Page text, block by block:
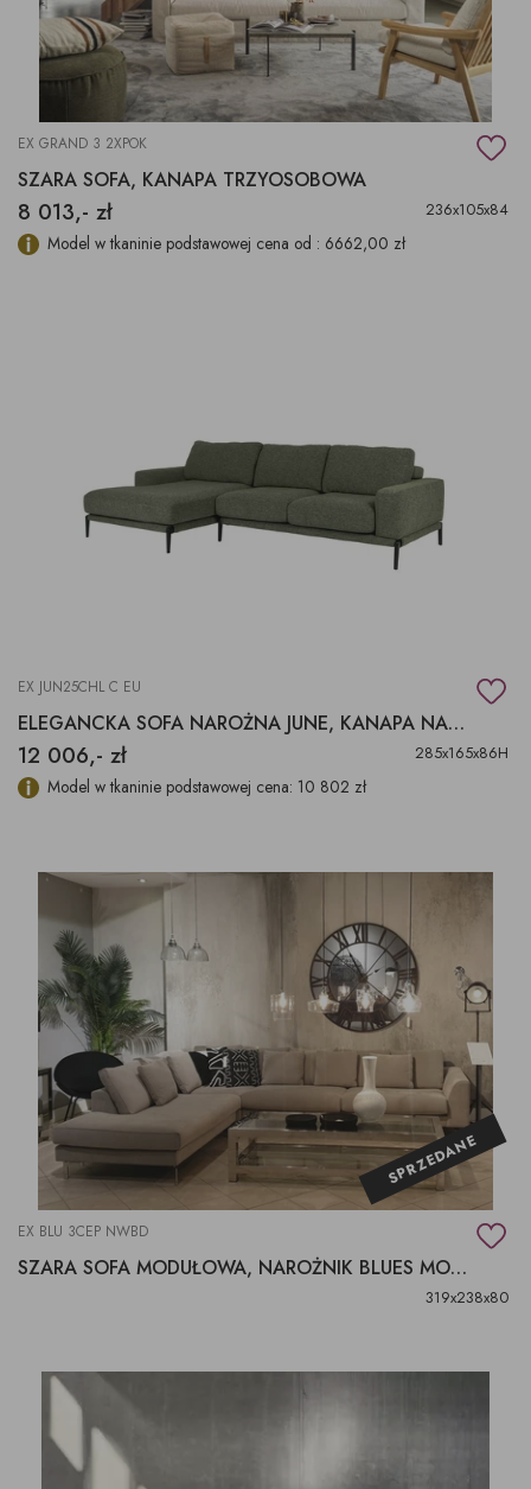
EX GRAND 3 2XPOK
SZARA SOFA, KANAPA TRZYOSOBOWA
8 013,- zł 236x105x84
Model w tkaninie podstawowej cena od : 6662,00 zł
EX JUN25CHL C EU
ELEGANCKA SOFA NAROŻNA JUNE, KANAPA NAROŻNA
12 006,- zł 285x165x86H
Model w tkaninie podstawowej cena: 10 802 zł
SPRZEDANE
EX BLU 3CEP NWBD
SZARA SOFA MODUŁOWA, NAROŻNIK BLUES MOCHA
319x238x80